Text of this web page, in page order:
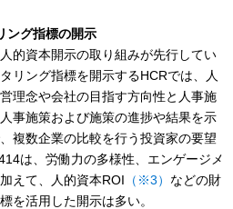
ング指標の開示
的資本開示の取り組みが先行してい
リング指標を開示するHCRでは、人
理念や会社の目指す方向性と人事施
事施策および施策の進捗や結果を示
複数企業の比較を行う投資家の要望
は、労働力の多様性、エンゲージメ
えて、人的資本ROI （※3） などの財
を活用した開示は多い。